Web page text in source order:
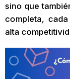
sino que
completa,
alta